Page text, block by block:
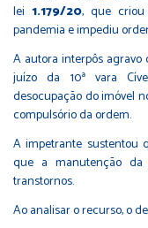
lei 1.179/20, que
pandemia e impediu
A autora interpôs
juízo da 10ª vara
desocupação do imóvel
compulsório da ordem.
A impetrante sustentou
que a manutenção da
transtornos.
Ao analisar o recurso, o